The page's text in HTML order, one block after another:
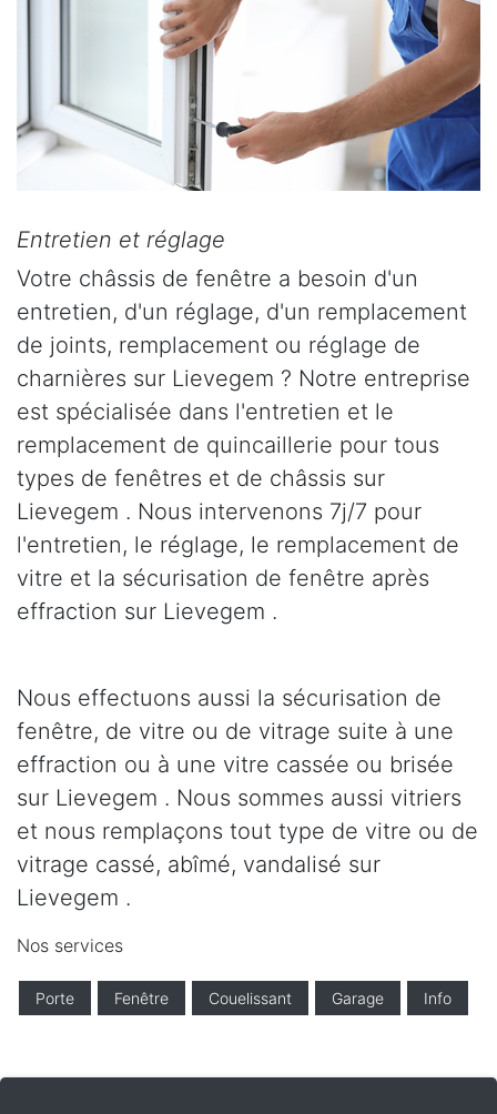
Entretien et réglage
Votre châssis de fenêtre a besoin d'un
entretien, d'un réglage, d'un remplacement
de joints, remplacement ou réglage de
charnières sur Lievegem ? Notre entreprise
est spécialisée dans l'entretien et le
remplacement de quincaillerie pour tous
types de fenêtres et de châssis sur
Lievegem . Nous intervenons 7j/7 pour
l'entretien, le réglage, le remplacement de
vitre et la sécurisation de fenêtre après
effraction sur Lievegem .
Nous effectuons aussi la sécurisation de
fenêtre, de vitre ou de vitrage suite à une
effraction ou à une vitre cassée ou brisée
sur Lievegem . Nous sommes aussi vitriers
et nous remplaçons tout type de vitre ou de
vitrage cassé, abîmé, vandalisé sur
Lievegem .
Nos services
Porte Fenêtre Couelissant Garage Info